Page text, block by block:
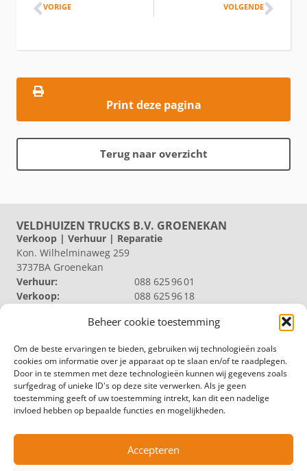
Beheer cookie toestemming
Om de beste ervaringen te bieden, gebruiken wij technologieën zoals
cookies om informatie over je apparaat op te slaan en/of te raadplegen.
Door in te stemmen met deze technologieën kunnen wij gegevens zoals
surfgedrag of unieke ID's op deze site verwerken. Als je geen
toestemming geeft of uw toestemming intrekt, kan dit een nadelige
invloed hebben op bepaalde functies en mogelijkheden.
Accepteren
VOLGENDE
VORIGE
Print deze pagina
Terug naar overzicht
VELDHUIZEN TRUCKS B.V. GROENEKAN
Verkoop | Verhuur | Reparatie
Kon. Wilhelminaweg 259
3737BA Groenekan
Verhuur:
088 625 96 01
Verkoop:
088 625 96 18
088 625 96 00
Productie | Magazijn
Nieuw Loosdrechtsedijk 40
1231 KZ Loosdrecht
Magazijn:
088 625 96 60
Algemeen:
088 625 96 00
VELDHUIZEN TRUCKS B.V. ZWOLLE
Productie
8028 PL Zwolle